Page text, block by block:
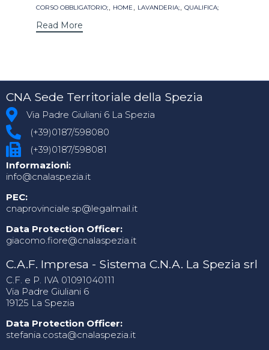
CORSO OBBLIGATORIO;, HOME , LAVANDERIA;, QUALIFICA;
Read More
CNA Sede Territoriale della Spezia
Via Padre Giuliani 6 La Spezia
(+39)0187/598080
(+39)0187/598081
Informazioni:
info@cnalaspezia.it
PEC:
cnaprovinciale.sp@legalmail.it
Data Protection Officer:
giacomo.fiore@cnalaspezia.it
C.A.F. Impresa - Sistema C.N.A. La Spezia srl
C.F. e P. IVA 01091040111
Via Padre Giuliani 6
19125 La Spezia
Data Protection Officer:
stefania.costa@cnalaspezia.it